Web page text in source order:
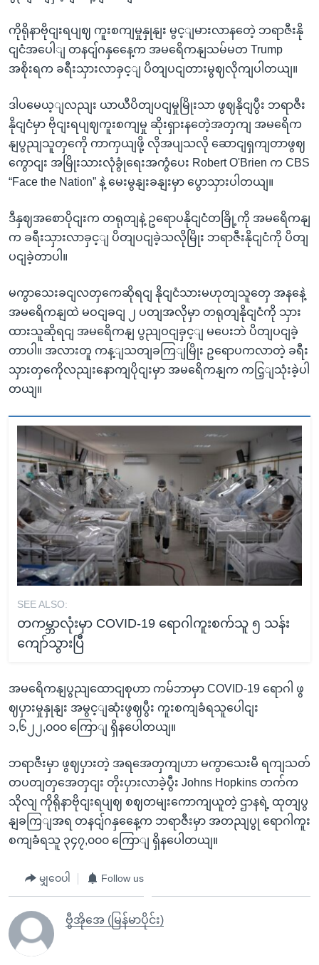
ကိုရိုနာဗိုငျးရပျဈ ကူးစကျမှုနှုနျး မွင့ျမားလာနတေဲ့ ဘရာဇီးနို
ငျငံအပေါျ တနငျ်ဂနှနေေ့က အမရေိကနျသမ်မတ Trump
အစိုးရက ခရီးသှားလာခှင့ျ ပိတျပငျတားမွဈလိုကျပါတယျ။
ဒါပမေယ့ျလညျး ယာယီပိတျပငျမှုမြိုးသာ ဖွဈနိုငျပွီး ဘရာဇီး
နိုငျငံမှာ ဗိုငျးရပျဈကူးစကျမှု ဆိုးရှားနတေဲ့အတှကျ အမရေိက
နျပွညျသူတှကေို ကာကှယျဖို့ လိုအပျသလို ဆောငျရှကျတာဖွဈ
ကွောငျး အမြိုးသားလုံခွုံရေးအကွံပေး Robert O'Brien က CBS
“Face the Nation” နဲ့ မေးမွနျးခနျးမှာ ပွောသှားပါတယျ။
ဒီနှဈအစောပိုငျးက တရုတျနဲ့ ဥရောပနိုငျငံတခြို့ကို အမရေိကနျ
က ခရီးသှားလာခှင့ျ ပိတျပငျခဲ့သလိုမြိုး ဘရာဇီးနိုငျငံကို ပိတျ
ပငျခဲ့တာပါ။
မကွာသေးခငျလတှကေဆိုရငျ နိုငျငံသားမဟုတျသူတှေ အနနေဲ့
အမရေိကနျထဲ မဝငျခငျ ၂ ပတျအလိုမှာ တရုတျနိုငျငံကို သှား
ထားသူဆိုရငျ အမရေိကနျ ပွညျဝငျခှင့ျ မပေးဘဲ ပိတျပငျခဲ့
တာပါ။ အလားတူ ကန့ျသတျခကြျမြိုး ဥရောပကလာတဲ့ ခရီး
သှားတှကေိုလညျးနောကျပိုငျးမှာ အမရေိကနျက ကငြ့ျသုံးခဲ့ပါ
တယျ။
SEE ALSO:
တကမ္ဘာလုံးမှာ COVID-19 ရောဂါကူးစက်သူ ၅ သန်း
ကျော်သွားပြီ
အမရေိကနျပွညျထောငျစုဟာ ကမ်ဘာမှာ COVID-19 ရောဂါ ဖွ
ဈပှားမှုနှုနျး အမွင့ျဆုံးဖွဈပွီး ကူးစကျခံရသူပေါငျး
၁,၆၂၂,၀၀၀ ကြောျ ရှိနပေါတယျ။
ဘရာဇီးမှာ ဖွဈပှားတဲ့ အရအေတှကျဟာ မကွာသေးမီ ရကျသတ်
တပတျတှအေတှငျး တိုးပှားလာခဲ့ပွီး Johns Hopkins တက်က
သိုလျ ကိုရိုနာဗိုငျးရပျဈ စဈတမျးကောကျယူတဲ့ ဌာနရဲ့ ထုတျပွ
နျခကြျအရ တနငျ်ဂနှနေေ့က ဘရာဇီးမှာ အတညျပွု ရောဂါကူး
စကျခံရသူ ၃၄၇,၀၀၀ ကြောျ ရှိနပေါတယျ။
မျှဝေပါ Follow us
ဗွီအိုအေ (မြန်မာပိုင်း)